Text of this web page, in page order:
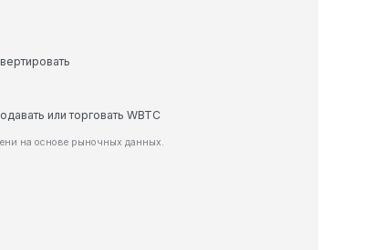
или торговать WBTC
на основе рыночных данных.